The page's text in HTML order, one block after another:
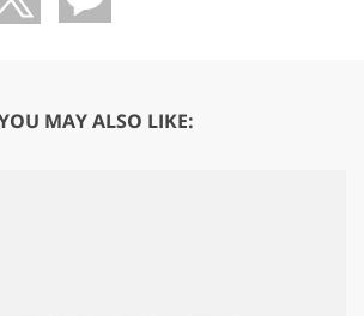
MAY ALSO LIKE: